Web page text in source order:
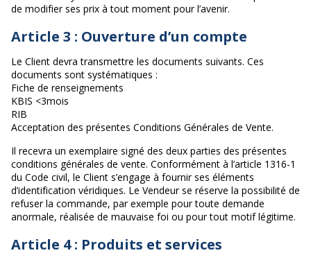
de modifier ses prix à tout moment pour l’avenir.
Article 3 : Ouverture d’un compte
Le Client devra transmettre les documents suivants. Ces
documents sont systématiques :
Fiche de renseignements
KBIS <3mois
RIB
Acceptation des présentes Conditions Générales de Vente.
Il recevra un exemplaire signé des deux parties des présentes
conditions générales de vente. Conformément à l’article 1316-1
du Code civil, le Client s’engage à fournir ses éléments
d’identification véridiques. Le Vendeur se réserve la possibilité de
refuser la commande, par exemple pour toute demande
anormale, réalisée de mauvaise foi ou pour tout motif légitime.
Article 4 : Produits et services